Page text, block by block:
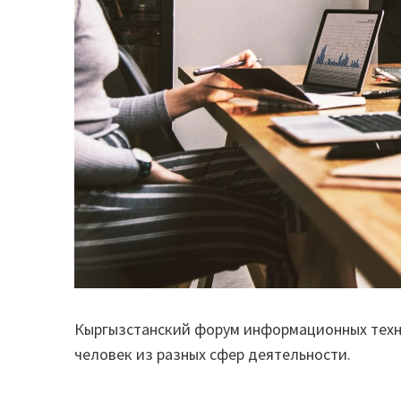
Кыргызстанский форум информационных
человек из разных сфер деятельности.